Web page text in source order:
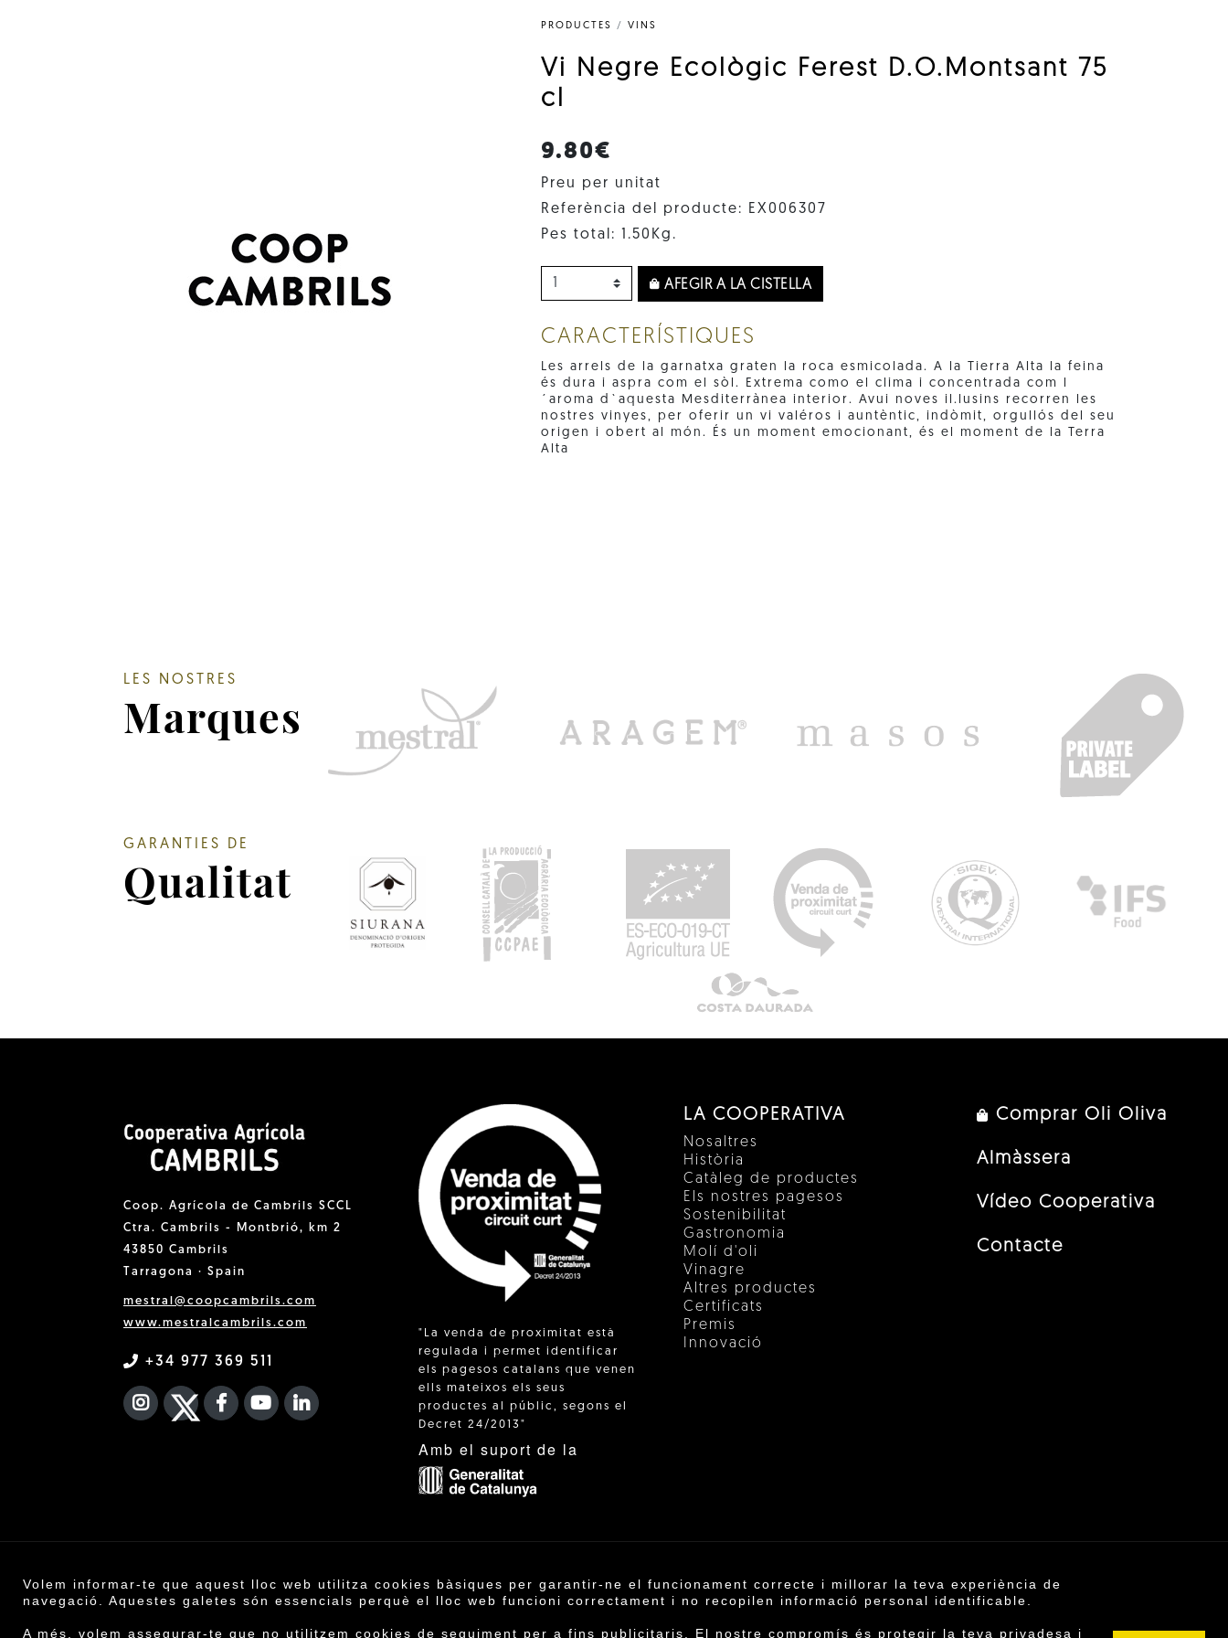
Volem informar-te que aquest lloc web utilitza cookies bàsiques per garantir-ne el funcionament correcte i millorar la teva experiència de
navegació. Aquestes galetes són essencials perquè el lloc web funcioni correctament i no recopilen informació personal identificable.
A més, volem assegurar-te que no utilitzem cookies de seguiment per a fins publicitaris. El nostre compromís és protegir la teva privadesa i
PRODUCTES / VINS
Vi Negre Ecològic Ferest D.O.Montsant 75
cl
9.80€
Preu per unitat
Referència del producte: EX006307
Pes total: 1.50Kg.
AFEGIR A LA CISTELLA
CARACTERÍSTIQUES
Les arrels de la garnatxa graten la roca esmicolada. A la Tierra Alta la feina
és dura i aspra com el sòl. Extrema como el clima i concentrada com l
´aroma d`aquesta Mesditerrànea interior. Avui noves il.lusins recorren les
nostres vinyes, per oferir un vi valéros i auntèntic, indòmit, orgullós del seu
origen i obert al món. És un moment emocionant, és el moment de la Terra
Alta
LES NOSTRES
Marques
GARANTIES DE
Qualitat
Coop. Agrícola de Cambrils SCCL
Ctra. Cambrils - Montbrió, km 2
43850 Cambrils
Tarragona · Spain
mestral@coopcambrils.com
www.mestralcambrils.com
+34 977 369 511
INSTAGRAM
TWITTER
FACEBOOK F
YOUTUBEFA LINKEDIN IN
"La venda de proximitat està
regulada i permet identificar
els pagesos catalans que venen
ells mateixos els seus
productes al públic, segons el
Decret 24/2013"
Amb el suport de la
LA COOPERATIVA
Nosaltres
Història
Catàleg de productes
Els nostres pagesos
Sostenibilitat
Gastronomia
Molí d'oli
Vinagre
Altres productes
Certificats
Premis
Innovació
Comprar Oli Oliva
Almàssera
Vídeo Cooperativa
Contacte
Cooperativa Agrícola de Cambrils SCCL | Copyright 2026 ©